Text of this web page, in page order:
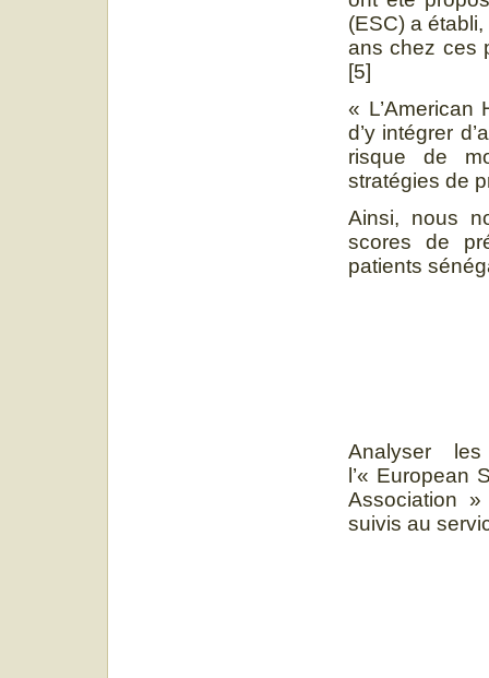
(ESC) a
ans chez ces
[5]
« L’American
d’y intégrer
risque de
stratégies de
Ainsi, nous
scores de
patients
Analyser
l’« European
Association
suivis au